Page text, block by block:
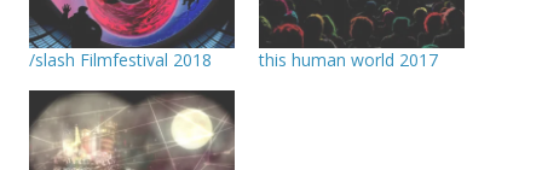
/slash Filmfestival 2018 this human world 2017